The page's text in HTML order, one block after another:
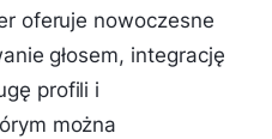
oferuje nowoczesne
głosem, integrację
profili i
można